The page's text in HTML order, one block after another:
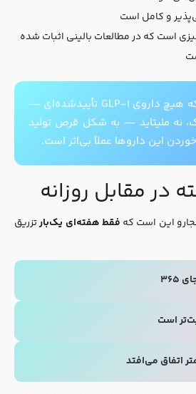
و کامل است
است که در مطالعات بالینی اثبات شده
به همین دلیل است که هیچ داروی GLP-۱ تأییدشده‌ای —
نه ملیتاید — به شکل قرص تولید
این داروها عملاً بی‌اثر است.
در مقابل روزانه
این است کهفقط هفته‌ای یک‌بارتزریق
است
اتفاق می‌افتد